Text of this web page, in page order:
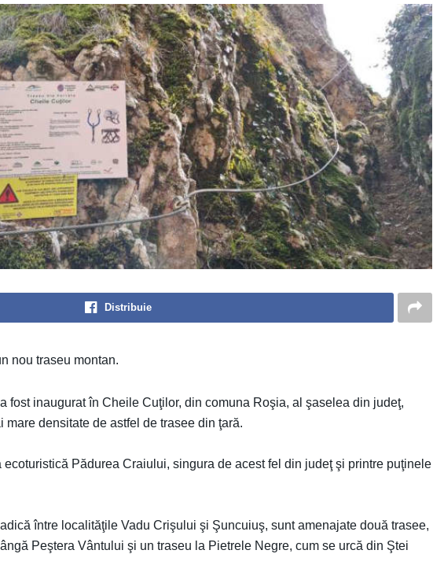
Distribuie
nou traseu montan.
fost inaugurat în Cheile Cuţilor, din comuna Roşia, al şaselea din judeţ,
mare densitate de astfel de trasee din ţară.
ecoturistică Pădurea Craiului, singura de acest fel din judeţ şi printre puţinele
între localităţile Vadu Crişului şi Şuncuiuş, sunt amenajate două trasee,
Peştera Vântului şi un traseu la Pietrele Negre, cum se urcă din Ştei